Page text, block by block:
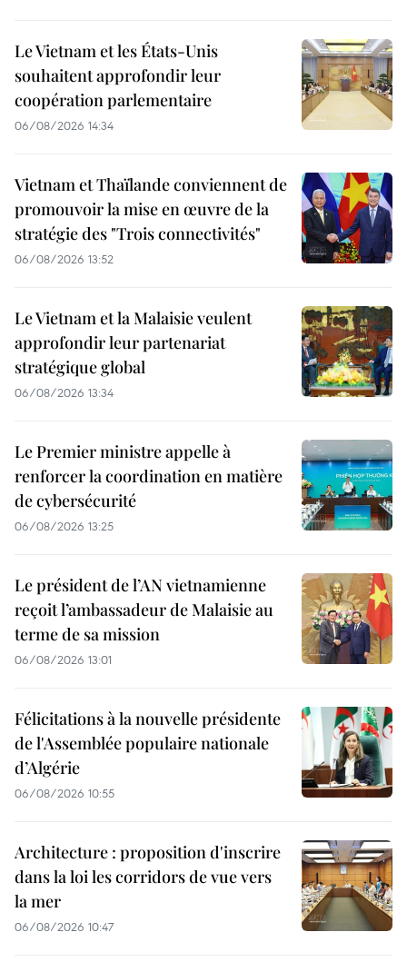
Le Vietnam et les États-Unis
souhaitent approfondir leur
coopération parlementaire
06/08/2026 14:34
Vietnam et Thaïlande conviennent de
promouvoir la mise en œuvre de la
stratégie des "Trois connectivités"
06/08/2026 13:52
Le Vietnam et la Malaisie veulent
approfondir leur partenariat
stratégique global
06/08/2026 13:34
Le Premier ministre appelle à
renforcer la coordination en matière
de cybersécurité
06/08/2026 13:25
Le président de l’AN vietnamienne
reçoit l’ambassadeur de Malaisie au
terme de sa mission
06/08/2026 13:01
Félicitations à la nouvelle présidente
de l'Assemblée populaire nationale
d’Algérie
06/08/2026 10:55
Architecture : proposition d'inscrire
dans la loi les corridors de vue vers
la mer
06/08/2026 10:47